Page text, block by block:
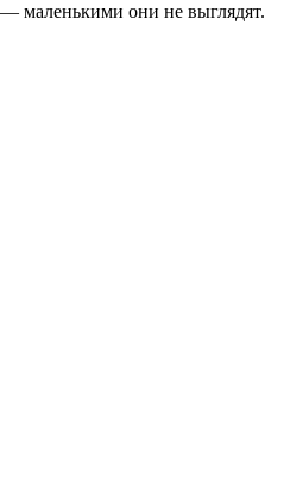
маленькими они не выглядят.